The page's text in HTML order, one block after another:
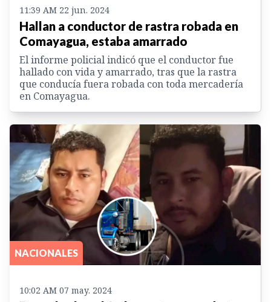
11:39 AM 22 jun. 2024
Hallan a conductor de rastra robada en
Comayagua, estaba amarrado
El informe policial indicó que el conductor fue
hallado con vida y amarrado, tras que la rastra
que conducía fuera robada con toda mercadería
en Comayagua.
NACIONALES
10:02 AM 07 may. 2024